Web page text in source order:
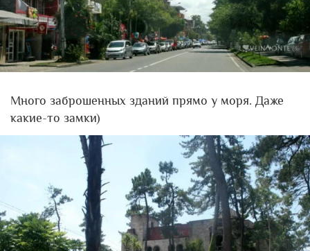
Много заброшенных зданий прямо у моря. Даже
какие-то замки)